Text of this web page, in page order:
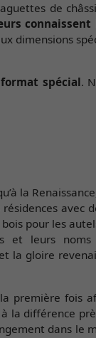
de
spécial.
la Renaissance,
avec
pour les
et leurs noms
la gloire
première fois
la différence
dans le